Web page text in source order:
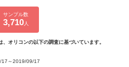
サンプル数
3,710人
オリコンの以下の調査に基づいています。
17～2019/09/17